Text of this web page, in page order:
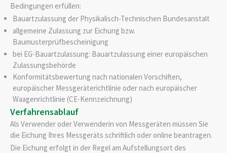
Bedingungen erfüllen:
Bauartzulassung der Physikalisch-Technischen Bundesanstalt
allgemeine Zulassung zur Eichung bzw.
Baumusterprüfbescheinigung
bei EG-Bauartzulassung: Bauartzulassung einer europäischen
Zulassungsbehörde
Konformitätsbewertung nach nationalen Vorschiften,
europäischer Messgeräterichtlinie oder nach europäischer
Waagenrichtlinie (CE-Kennzeichnung)
Verfahrensablauf
Als Verwender oder Verwenderin von Messgeräten müssen Sie
die Eichung Ihres Messgeräts schriftlich oder online beantragen.
Die Eichung erfolgt in der Regel am Aufstellungsort des